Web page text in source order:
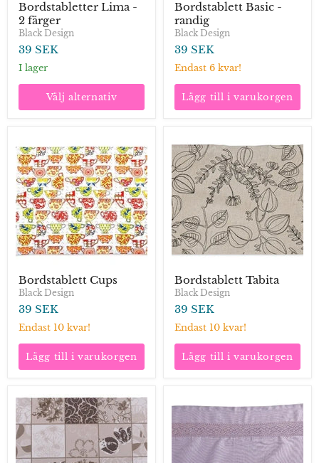
Bordstabletter Lima -
2 färger
Black Design
39 SEK
I lager
Välj alternativ
Bordstablett Basic -
randig
Black Design
39 SEK
Endast 6 kvar!
Lägg till i varukorgen
Cups
Bordstablett Cups
Black Design
39 SEK
Endast 10 kvar!
Lägg till i varukorgen
Tabita
Bordstablett Tabita
Black Design
39 SEK
Endast 10 kvar!
Lägg till i varukorgen
Bordstablett
Troya
-
rutig
med
blommor
Siri
-
2
färger